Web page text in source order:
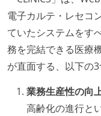
電子カルテ・レセコ
ていたシステムをす
務を完結できる医療
が直面する、以下の
業務生産性の向
高齢化の進行と